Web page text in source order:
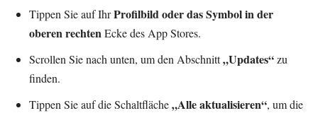
Tippen Sie auf IhrProfilbild oder das Symbol in der
oberen rechten Ecke des App Stores.
Scrollen Sie nach unten, um den Abschnitt„Updates“zu
finden.
Tippen Sie auf die Schaltfläche„Alle aktualisieren“, um die